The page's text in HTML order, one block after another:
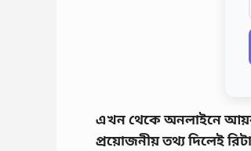
এখন থেকে অনলাইনে
প্রয়োজনীয় তথ্য দিলেই